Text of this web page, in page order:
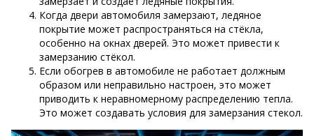
Когда двери автомобиля замерзают, ледяное
покрытие может распространяться на стёкла,
особенно на окнах дверей. Это может привести к
замерзанию стёкол.
Если обогрев в автомобиле не работает должным
образом или неправильно настроен, это может
приводить к неравномерному распределению тепла.
Это может создавать условия для замерзания стекол.